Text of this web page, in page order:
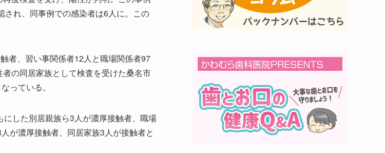
れ、同事例での感染者は6人に。この
者、習い事関係者12人と職場関係者97
の同居家族として検査を受けた桑名市
っている。
した別居親族ら3人が濃厚接触者、職場
が濃厚接触者、同居家族3人が接触者と